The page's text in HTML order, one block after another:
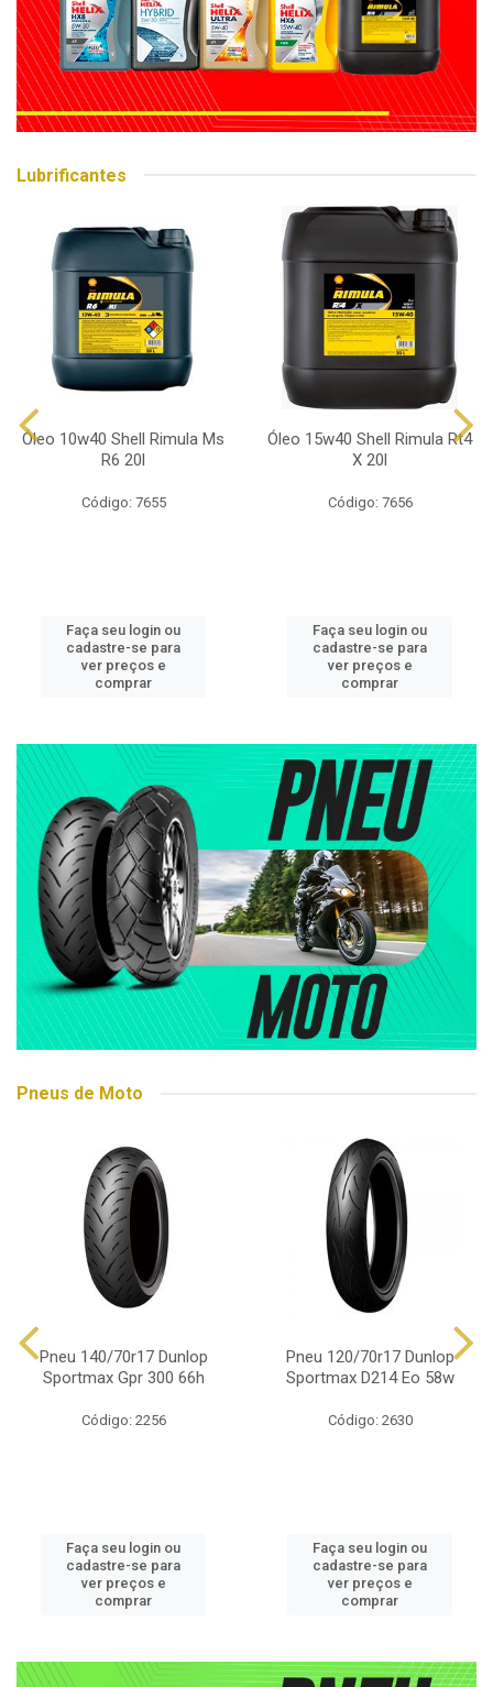
Lubrificantes
Óleo 10w40 Shell Rimula Ms
R6 20l
Código: 7655
Faça seu login ou
cadastre-se para
ver preços e
comprar
Óleo 15w40 Shell Rimula Rt4
X 20l
Código: 7656
Faça seu login ou
cadastre-se para
ver preços e
comprar
Pneus de Moto
Pneu 140/70r17 Dunlop
Sportmax Gpr 300 66h
Código: 2256
Faça seu login ou
cadastre-se para
ver preços e
comprar
Pneu 120/70r17 Dunlop
Sportmax D214 Eo 58w
Código: 2630
Faça seu login ou
cadastre-se para
ver preços e
comprar